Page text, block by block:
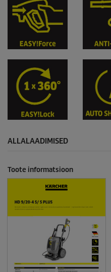
ALLALAADIMISED
Toote informatsioon